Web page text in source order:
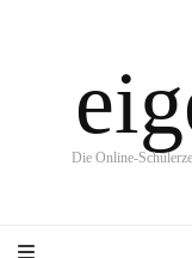
Die Online-